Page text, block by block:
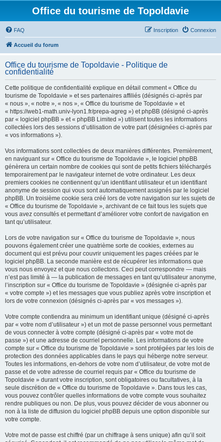
Office du tourisme de Topoldavie
FAQ Connexion
Inscription
Accueil du forum
Office du tourisme de Topoldavie - Politique de
confidentialité
Cette politique de confidentialité explique en détail comment « Office du
tourisme de Topoldavie » et ses partenaires affiliés (désignés ci-après par
« nous », « notre », « nos », « Office du tourisme de Topoldavie » et
« https://web1-math.univ-lyon1.fr/prepa-agreg ») et phpBB (désigné ci-après
par « logiciel phpBB » et « phpBB Limited ») utilisent toutes les informations
collectées lors des sessions d’utilisation de votre part (désignées ci-après par
« vos informations »).
Vos informations sont collectées de deux manières différentes. Premièrement,
en naviguant sur « Office du tourisme de Topoldavie », le logiciel phpBB
génèrera un certain nombre de cookies qui sont de petits fichiers téléchargés
temporairement par le navigateur internet de votre ordinateur. Les deux
premiers cookies ne contiennent qu’un identifiant utilisateur et un identifiant
anonyme de session qui vous sont automatiquement assignés par le logiciel
phpBB. Un troisième cookie sera créé lors de votre navigation sur les sujets de
« Office du tourisme de Topoldavie », archivant de ce fait tous les sujets que
vous avez consultés et permettant d’améliorer votre confort de navigation en
tant qu’utilisateur.
Lors de votre navigation sur « Office du tourisme de Topoldavie », nous
pouvons également créer une quatrième sorte de cookies, externes au
document qui est prévu pour couvrir uniquement les pages créées par le
logiciel phpBB. La seconde manière est de récupérer les informations que
vous nous envoyez et que nous collectons. Ceci peut correspondre — mais
n’est pas limité à — la publication de messages en tant qu’utilisateur anonyme,
l’inscription sur « Office du tourisme de Topoldavie » (désignée ci-après par
« votre compte ») et les messages que vous publiez après votre inscription et
lors de votre connexion (désignés ci-après par « vos messages »).
Votre compte contiendra au minimum un identifiant unique (désigné ci-après
par « votre nom d’utilisateur ») et un mot de passe personnel vous permettant
de vous connecter à votre compte (désigné ci-après par « votre mot de
passe ») et une adresse de courriel personnelle. Les informations de votre
compte sur « Office du tourisme de Topoldavie » sont protégées par les lois de
protection des données applicables dans le pays qui héberge notre serveur.
Toutes les informations, en-dehors de votre nom d’utilisateur, de votre mot de
passe et de votre adresse de courriel requis par « Office du tourisme de
Topoldavie » durant votre inscription, sont obligatoires ou facultatives, à la
seule discrétion de « Office du tourisme de Topoldavie ». Dans tous les cas,
vous pouvez contrôler quelles informations de votre compte vous souhaitez
rendre publiques ou non. De plus, vous pouvez décider de vous abonner ou
non à la liste de diffusion du logiciel phpBB depuis une option disponible sur
votre compte.
Votre mot de passe est chiffré (par un chiffrage à sens unique) afin qu’il soit